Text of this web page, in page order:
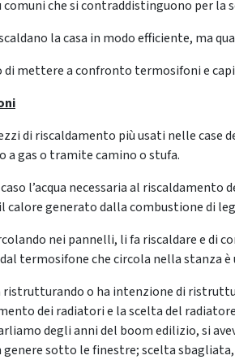
comuni che si contraddistinguono per
la casa in modo efficiente, ma
di mettere a confronto termosifoni e
di riscaldamento più usati nelle
a gas o tramite camino o stufa.
l’acqua necessaria al riscaldamento
calore generato dalla combustione di
nei pannelli, li fa riscaldare e di
termosifone che circola nella stanza
ristrutturando o ha intenzione di
dei radiatori e la scelta del
degli anni del boom edilizio, si
genere sotto le finestre; scelta